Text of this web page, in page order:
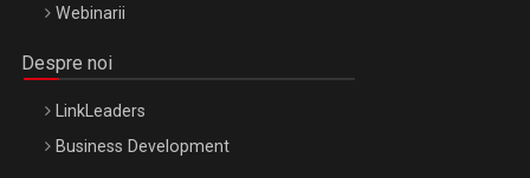
Webinarii
Despre noi
LinkLeaders
Business Development